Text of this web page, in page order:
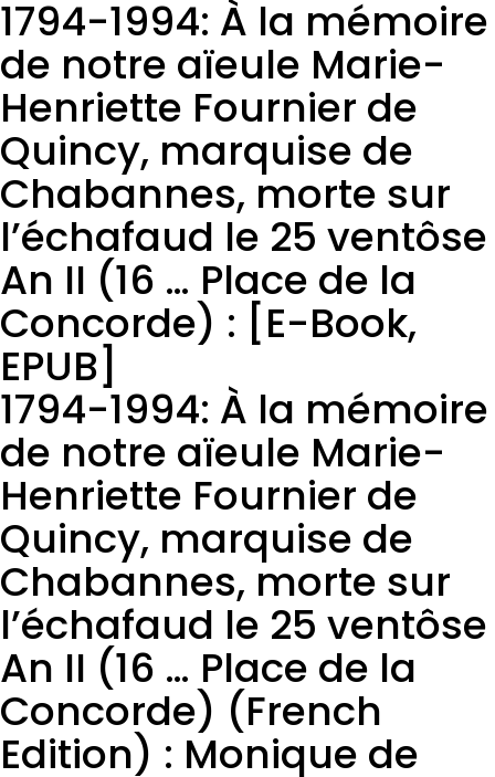
1794-1994: À la mémoire
de notre aïeule Marie-
Henriette Fournier de
Quincy, marquise de
Chabannes, morte sur
l’échafaud le 25 ventôse
An II (16 … Place de la
Concorde) : [E-Book,
EPUB]
1794-1994: À la mémoire
de notre aïeule Marie-
Henriette Fournier de
Quincy, marquise de
Chabannes, morte sur
l’échafaud le 25 ventôse
An II (16 … Place de la
Concorde) (French
Edition) : Monique de